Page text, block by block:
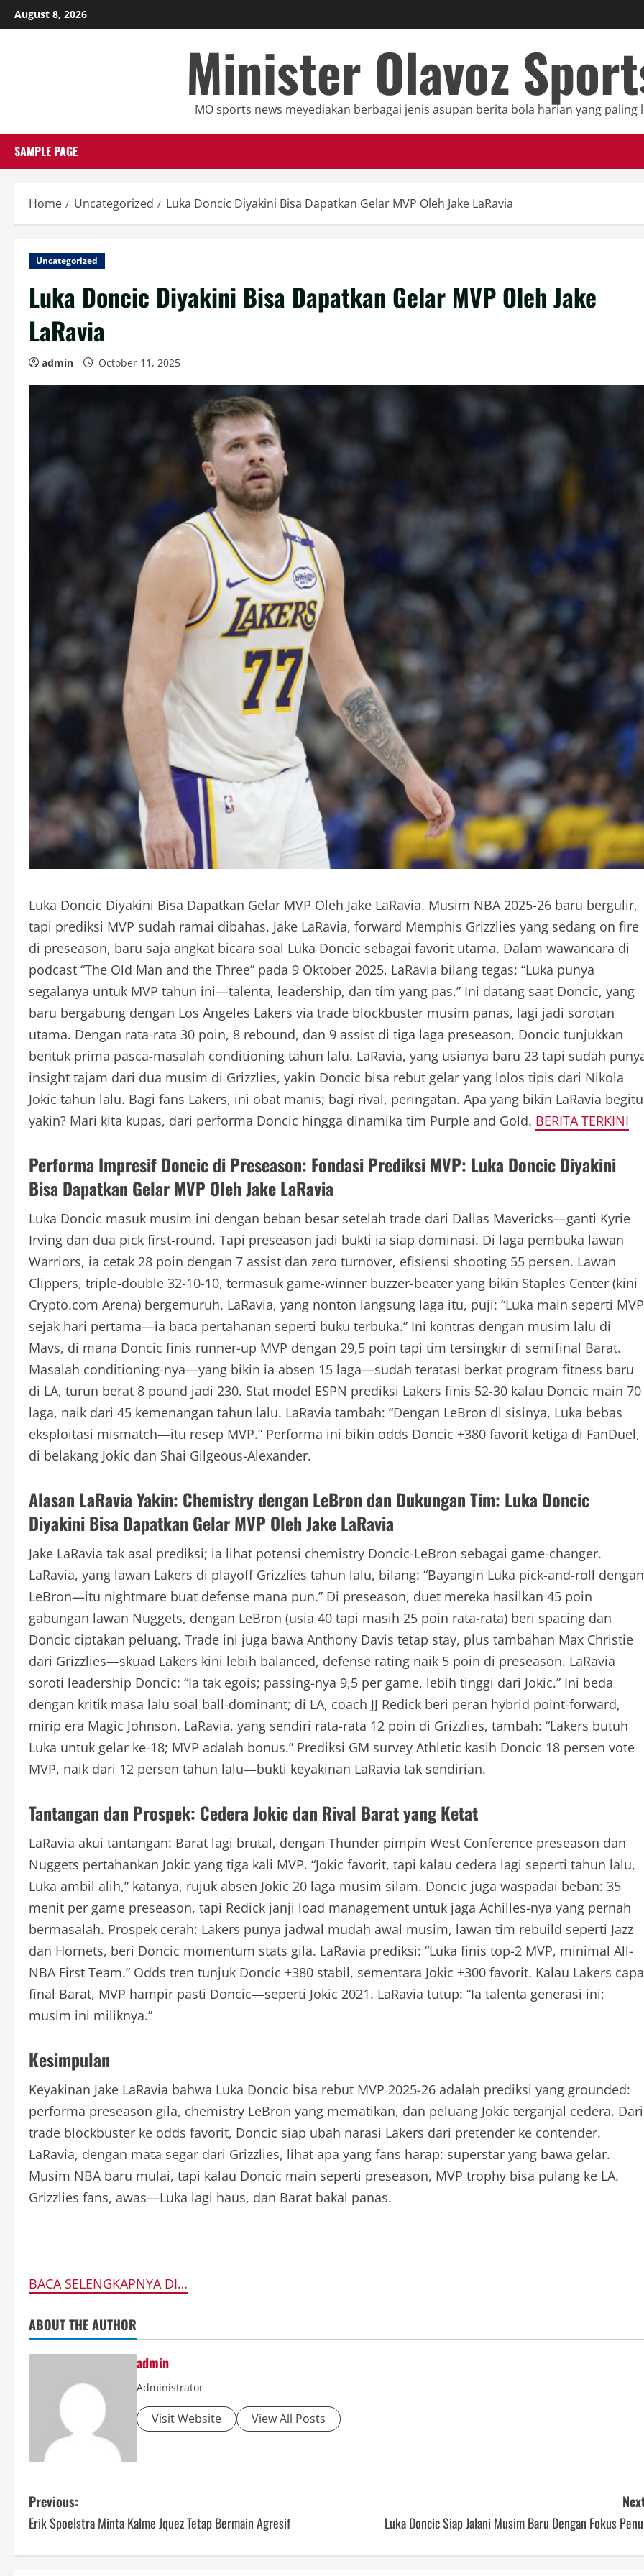
Skip
to
August 8, 2026
Minister Olavoz
MO sports news meyediakan berbagai jenis asupan berita bola harian yang paling
SAMPLE PAGE
Home Uncategorized Luka Doncic Diyakini Bisa Dapatkan Gelar MVP Oleh Jake LaRavia
Uncategorized
Luka Doncic Diyakini Bisa Dapatkan Gelar MVP Oleh Jake
LaRavia
admin October 11, 2025
Luka Doncic Diyakini Bisa Dapatkan Gelar MVP Oleh Jake LaRavia. Musim NBA 2025-26 baru bergulir,
tapi prediksi MVP sudah ramai dibahas. Jake LaRavia, forward Memphis Grizzlies yang sedang on fire
di preseason, baru saja angkat bicara soal Luka Doncic sebagai favorit utama. Dalam wawancara di
podcast “The Old Man and the Three” pada 9 Oktober 2025, LaRavia bilang tegas: “Luka punya
segalanya untuk MVP tahun ini—talenta, leadership, dan tim yang pas.” Ini datang saat Doncic, yang
baru bergabung dengan Los Angeles Lakers via trade blockbuster musim panas, lagi jadi sorotan
utama. Dengan rata-rata 30 poin, 8 rebound, dan 9 assist di tiga laga preseason, Doncic tunjukkan
bentuk prima pasca-masalah conditioning tahun lalu. LaRavia, yang usianya baru 23 tapi sudah
insight tajam dari dua musim di Grizzlies, yakin Doncic bisa rebut gelar yang lolos tipis dari Nikola
Jokic tahun lalu. Bagi fans Lakers, ini obat manis; bagi rival, peringatan. Apa yang bikin LaRavia begitu
yakin? Mari kita kupas, dari performa Doncic hingga dinamika tim Purple and Gold. BERITA TERKINI
Performa Impresif Doncic di Preseason: Fondasi Prediksi MVP: Luka Doncic Diyakini
Bisa Dapatkan Gelar MVP Oleh Jake LaRavia
Luka Doncic masuk musim ini dengan beban besar setelah trade dari Dallas Mavericks—ganti Kyrie
Irving dan dua pick first-round. Tapi preseason jadi bukti ia siap dominasi. Di laga pembuka lawan
Warriors, ia cetak 28 poin dengan 7 assist dan zero turnover, efisiensi shooting 55 persen. Lawan
Clippers, triple-double 32-10-10, termasuk game-winner buzzer-beater yang bikin Staples Center (kini
Crypto.com Arena) bergemuruh. LaRavia, yang nonton langsung laga itu, puji: “Luka main seperti MVP
sejak hari pertama—ia baca pertahanan seperti buku terbuka.” Ini kontras dengan musim lalu di
Mavs, di mana Doncic finis runner-up MVP dengan 29,5 poin tapi tim tersingkir di semifinal Barat.
Masalah conditioning-nya—yang bikin ia absen 15 laga—sudah teratasi berkat program fitness baru
di LA, turun berat 8 pound jadi 230. Stat model ESPN prediksi Lakers finis 52-30 kalau Doncic main 70
laga, naik dari 45 kemenangan tahun lalu. LaRavia tambah: “Dengan LeBron di sisinya, Luka bebas
eksploitasi mismatch—itu resep MVP.” Performa ini bikin odds Doncic +380 favorit ketiga di FanDuel,
di belakang Jokic dan Shai Gilgeous-Alexander.
Alasan LaRavia Yakin: Chemistry dengan LeBron dan Dukungan Tim: Luka Doncic
Diyakini Bisa Dapatkan Gelar MVP Oleh Jake LaRavia
Jake LaRavia tak asal prediksi; ia lihat potensi chemistry Doncic-LeBron sebagai game-changer.
LaRavia, yang lawan Lakers di playoff Grizzlies tahun lalu, bilang: “Bayangin Luka pick-and-roll dengan
LeBron—itu nightmare buat defense mana pun.” Di preseason, duet mereka hasilkan 45 poin
gabungan lawan Nuggets, dengan LeBron (usia 40 tapi masih 25 poin rata-rata) beri spacing dan
Doncic ciptakan peluang. Trade ini juga bawa Anthony Davis tetap stay, plus tambahan Max Christie
dari Grizzlies—skuad Lakers kini lebih balanced, defense rating naik 5 poin di preseason. LaRavia
soroti leadership Doncic: “Ia tak egois; passing-nya 9,5 per game, lebih tinggi dari Jokic.” Ini beda
dengan kritik masa lalu soal ball-dominant; di LA, coach JJ Redick beri peran hybrid point-forward,
mirip era Magic Johnson. LaRavia, yang sendiri rata-rata 12 poin di Grizzlies, tambah: “Lakers butuh
Luka untuk gelar ke-18; MVP adalah bonus.” Prediksi GM survey Athletic kasih Doncic 18 persen vote
MVP, naik dari 12 persen tahun lalu—bukti keyakinan LaRavia tak sendirian.
Tantangan dan Prospek: Cedera Jokic dan Rival Barat yang Ketat
LaRavia akui tantangan: Barat lagi brutal, dengan Thunder pimpin West Conference preseason dan
Nuggets pertahankan Jokic yang tiga kali MVP. “Jokic favorit, tapi kalau cedera lagi seperti tahun lalu,
Luka ambil alih,” katanya, rujuk absen Jokic 20 laga musim silam. Doncic juga waspadai beban: 35
menit per game preseason, tapi Redick janji load management untuk jaga Achilles-nya yang pernah
bermasalah. Prospek cerah: Lakers punya jadwal mudah awal musim, lawan tim rebuild seperti Jazz
dan Hornets, beri Doncic momentum stats gila. LaRavia prediksi: “Luka finis top-2 MVP, minimal All-
NBA First Team.” Odds tren tunjuk Doncic +380 stabil, sementara Jokic +300 favorit. Kalau Lakers
final Barat, MVP hampir pasti Doncic—seperti Jokic 2021. LaRavia tutup: “Ia talenta generasi ini;
musim ini miliknya.”
Kesimpulan
Keyakinan Jake LaRavia bahwa Luka Doncic bisa rebut MVP 2025-26 adalah prediksi yang grounded:
performa preseason gila, chemistry LeBron yang mematikan, dan peluang Jokic terganjal cedera. Dari
trade blockbuster ke odds favorit, Doncic siap ubah narasi Lakers dari pretender ke contender.
LaRavia, dengan mata segar dari Grizzlies, lihat apa yang fans harap: superstar yang bawa gelar.
Musim NBA baru mulai, tapi kalau Doncic main seperti preseason, MVP trophy bisa pulang ke LA.
Grizzlies fans, awas—Luka lagi haus, dan Barat bakal panas.
BACA SELENGKAPNYA DI…
ABOUT THE AUTHOR
admin
Administrator
Visit Website View All Posts
P
o
s
Previous:
Erik Spoelstra Minta Kalme Jquez Tetap Bermain Agresif
Luka Doncic Siap Jalani Musim Baru Dengan Fokus